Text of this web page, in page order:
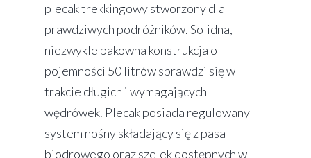
plecak trekkingowy stworzony dla
prawdziwych podróżników. Solidna,
niezwykle pakowna konstrukcja o
pojemności 50 litrów sprawdzi się w
trakcie długich i wymagających
wędrówek. Plecak posiada regulowany
system nośny składający się z pasa
biodrowego oraz szelek dostępnych w